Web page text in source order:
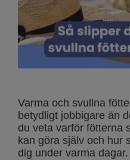
Varma och svullna
betydligt jobbigare än
du veta varför fötterna
kan göra själv och hur
dig under varma dagar.